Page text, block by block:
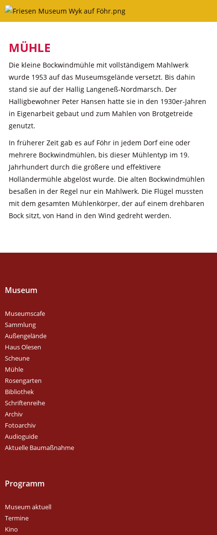
Skip
MÜHLE
Die kleine Bockwindmühle mit vollständigem Mahlwerk
wurde 1953 auf das Museumsgelände versetzt. Bis dahin
stand sie auf der Hallig Langeneß-Nordmarsch. Der
Halligbewohner Peter Hansen hatte sie in den 1930er-Jahren
in Eigenarbeit gebaut und zum Mahlen von Brotgetreide
genutzt.
In früherer Zeit gab es auf Föhr in jedem Dorf eine oder
mehrere Bockwindmühlen, bis dieser Mühlentyp im 19.
Jahrhundert durch die größere und effektivere
Holländermühle abgelöst wurde. Die alten Bockwindmühlen
besaßen in der Regel nur ein Mahlwerk. Die Flügel mussten
mit dem gesamten Mühlenkörper, der auf einem drehbaren
Bock sitzt, von Hand in den Wind gedreht werden.
Museum
Museumscafe
Sammlung
Außengelände
Haus Olesen
Scheune
Mühle
Rosengarten
Bibliothek
Schriftenreihe
Archiv
Fotoarchiv
Audioguide
Aktuelle Baumaßnahme
Programm
Museum aktuell
Termine
Kino